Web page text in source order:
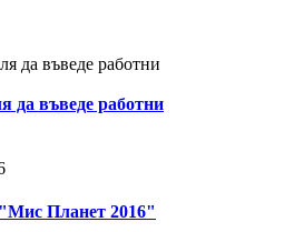
да въведе работни
Планет 2016"